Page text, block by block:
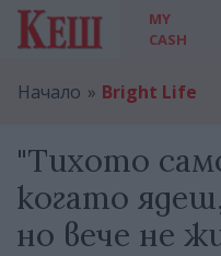
MY
CASH
Начало Bright Life
"Тихото
когато
но вече не